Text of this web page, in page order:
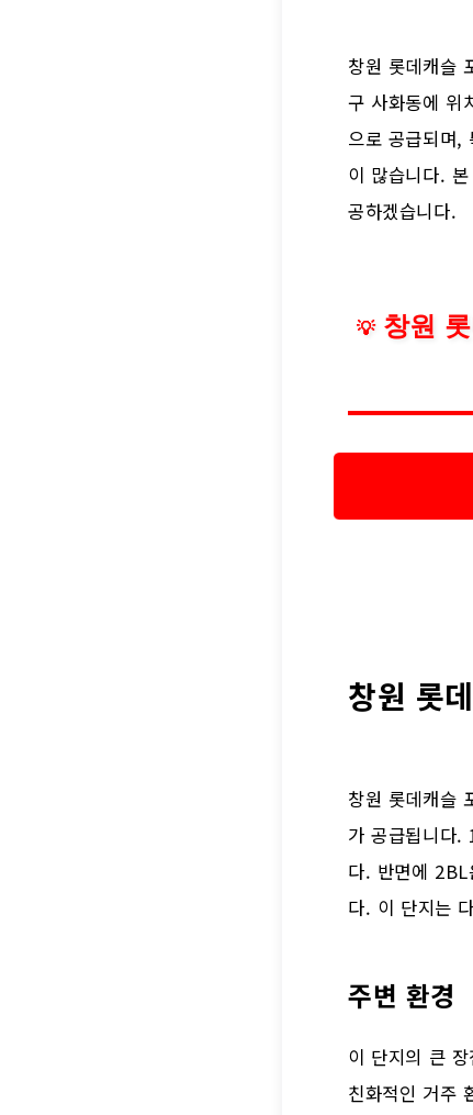
창원 롯데캐슬
구 사화동에 위
으로 공급되며,
이 많습니다.
공하겠습니다.
💡 창원
창원 롯
창원 롯데캐슬
가 공급됩니다
다. 반면에
다. 이 단지는
주변 환경
이 단지의 큰
친화적인 거주